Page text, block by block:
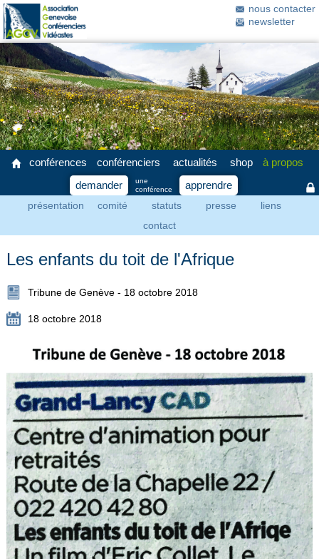
nous contacter
newsletter
conférences conférenciers actualités shop à propos
présentation comité statuts presse
liens
contact
demander
une
conférence
apprendre
Les enfants du toit de l'Afrique
Tribune de Genève - 18 octobre 2018
18 octobre 2018